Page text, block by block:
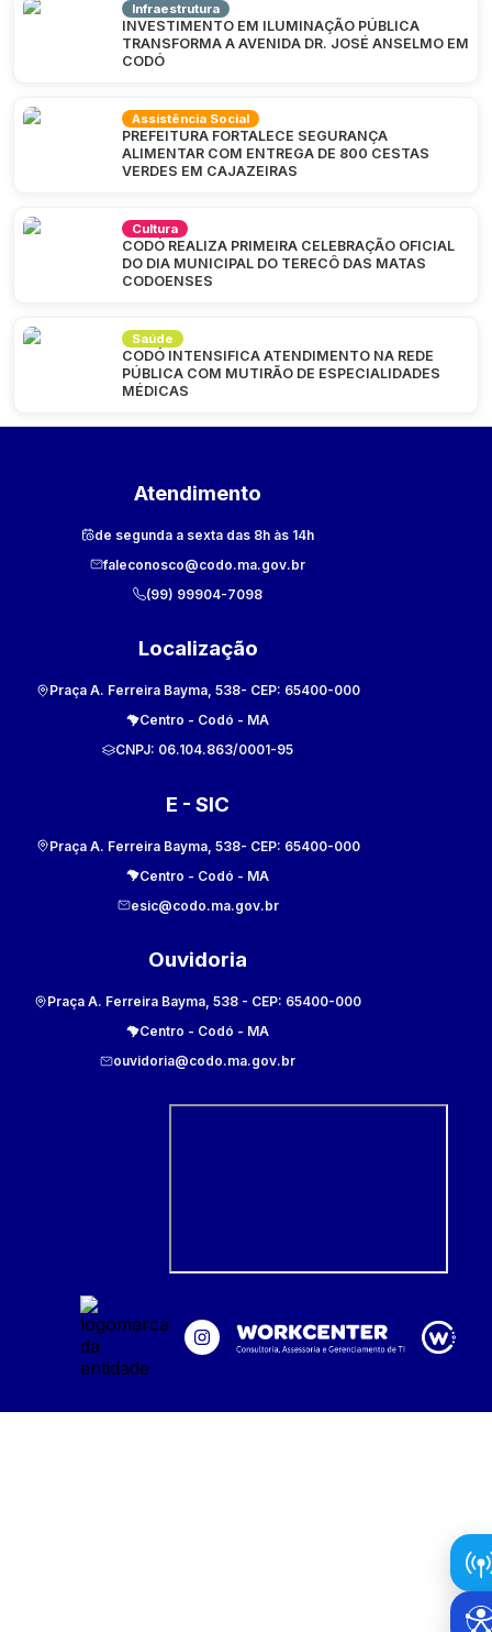
Infraestrutura
INVESTIMENTO EM ILUMINAÇÃO PÚBLICA
TRANSFORMA A AVENIDA DR. JOSÉ ANSELMO EM
CODÓ
Assistência Social
PREFEITURA FORTALECE SEGURANÇA
ALIMENTAR COM ENTREGA DE 800 CESTAS
VERDES EM CAJAZEIRAS
Cultura
CODÓ REALIZA PRIMEIRA CELEBRAÇÃO OFICIAL
DO DIA MUNICIPAL DO TERECÔ DAS MATAS
CODOENSES
Saúde
CODÓ INTENSIFICA ATENDIMENTO NA REDE
PÚBLICA COM MUTIRÃO DE ESPECIALIDADES
MÉDICAS
Atendimento
de segunda a sexta das 8h às 14h
faleconosco@codo.ma.gov.br
(99) 99904-7098
Localização
Praça A. Ferreira Bayma, 538- CEP: 65400-000
Centro - Codó - MA
CNPJ: 06.104.863/0001-95
E - SIC
Praça A. Ferreira Bayma, 538- CEP: 65400-000
Centro - Codó - MA
esic@codo.ma.gov.br
Ouvidoria
Praça A. Ferreira Bayma, 538 - CEP: 65400-000
Centro - Codó - MA
ouvidoria@codo.ma.gov.br